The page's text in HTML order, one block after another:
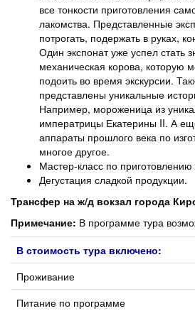
все тонкости приготовления
лакомства. Представленные
потрогать, подержать в руках,
Один экспонат уже успел стать
механическая корова,
подоить во время экскурсии.
представлены уникальные
Например, мороженица из
императрицы Екатерины II. А
аппараты прошлого века по
многое другое.
Мастер-класс по
Дегустация сладкой продукции.
Трансфер на ж/д вокзал города
Примечание: В программе тура
В стоимость тура включено:
Проживание
Питание по программе